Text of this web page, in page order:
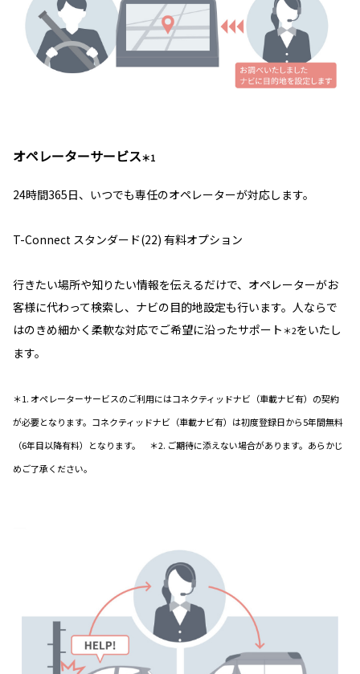
オペレーターサービス＊1
24時間365日、いつでも専任のオペレーターが対応します。
T-Connect スタンダード(22) 有料オプション
行きたい場所や知りたい情報を伝えるだけで、オペレーターがお
客様に代わって検索し、ナビの目的地設定も行います。人ならで
はのきめ細かく柔軟な対応でご希望に沿ったサポート＊2をいたし
ます。
＊1. オペレーターサービスのご利用にはコネクティッドナビ（車載ナビ有）の契約
が必要となります。コネクティッドナビ（車載ナビ有）は初度登録日から5年間無料
（6年目以降有料）となります。 ＊2. ご期待に添えない場合があります。あらかじ
めご了承ください。